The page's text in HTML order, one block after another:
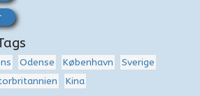
Odense København
Sverige
Kina